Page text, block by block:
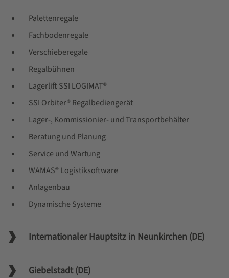
Palettenregale
Fachbodenregale
Verschieberegale
Regalbühnen
Lagerlift SSI LOGIMAT®
SSI Orbiter® Regalbediengerät
Lager-, Kommissionier- und Transportbehälter
Beratung und Planung
Service und Wartung
WAMAS® Logistiksoftware
Anlagenbau
Dynamische Systeme
Internationaler Hauptsitz in Neunkirchen (DE)
Giebelstadt (DE)